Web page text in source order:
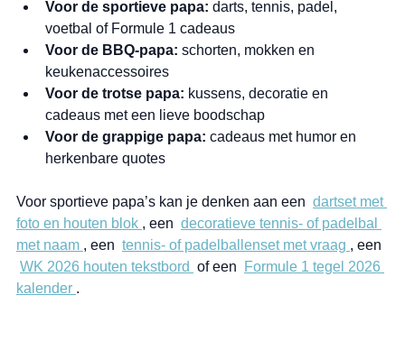
Voor de sportieve papa: darts, tennis, padel,
voetbal of Formule 1 cadeaus
Voor de BBQ-papa: schorten, mokken en
keukenaccessoires
Voor de trotse papa: kussens, decoratie en
cadeaus met een lieve boodschap
Voor de grappige papa: cadeaus met humor en
herkenbare quotes
Voor sportieve papa’s kan je denken aan een dartset met
foto en houten blok , een decoratieve tennis- of padelbal
met naam , een tennis- of padelballenset met vraag , een
WK 2026 houten tekstbord of een
Formule 1 tegel 2026
kalender .